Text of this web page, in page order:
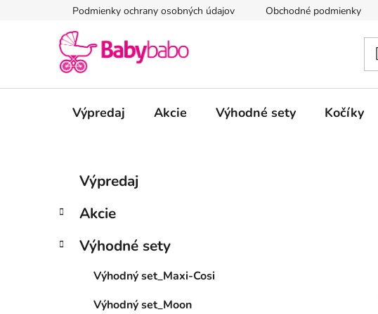
Podmienky ochrany osobných údajov Obchodné podmienky
Výpredaj Akcie Výhodné sety Kočíky
č
ý
Preskočiť
kategórie
e
ó
Výpredaj
Akcie
Výhodné sety
Výhodný set_Maxi-Cosi
Výhodný set_Moon